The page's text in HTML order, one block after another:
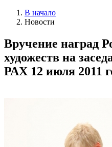
В начало
Новости
Вручение наград
художеств на
РАХ 12 июля 2011